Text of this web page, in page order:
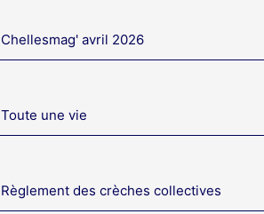
Chellesmag' avril 2026
Toute une vie
Règlement des crèches collectives